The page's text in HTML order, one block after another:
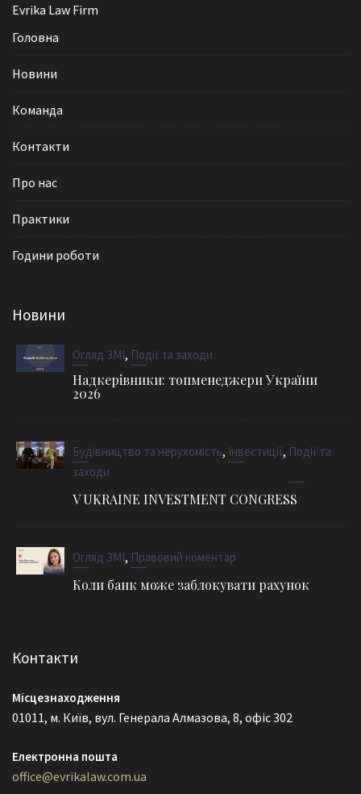
Evrika Law Firm
Головна
Новини
Команда
Контакти
Про нас
Практики
Години роботи
Новини
Огляд ЗМІ, Події та заходи
Надкерівники: топменеджери України
2026
Будівництво та нерухомість, Інвестиції, Події та
заходи
V UKRAINE INVESTMENT CONGRESS
Огляд ЗМІ, Правовий коментар
Коли банк може заблокувати рахунок
Контакти
Місцезнаходження
01011, м. Київ, вул. Генерала Алмазова, 8, офіс 302
Електронна пошта
office@evrikalaw.com.ua